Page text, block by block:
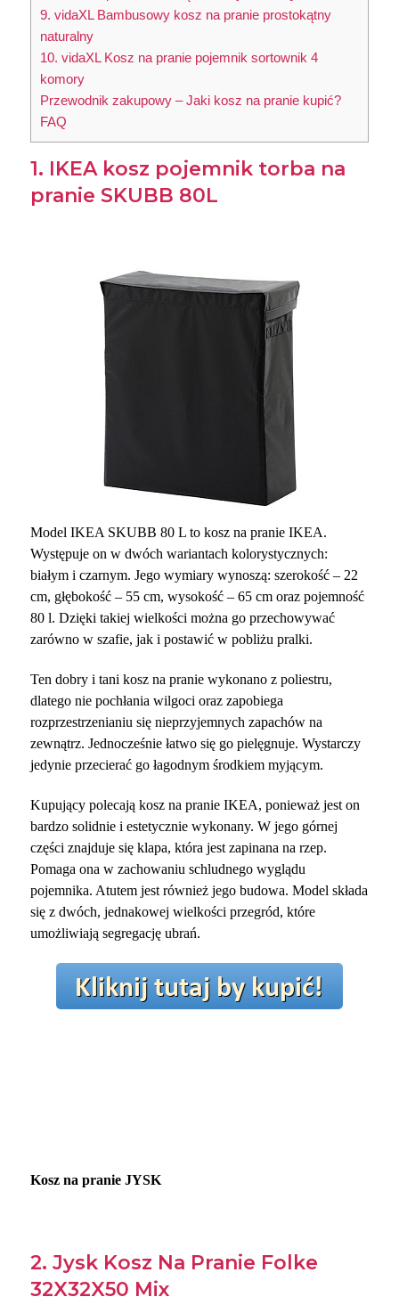
9. vidaXL Bambusowy kosz na pranie prostokątny
naturalny
10. vidaXL Kosz na pranie pojemnik sortownik 4
komory
Przewodnik zakupowy – Jaki kosz na pranie kupić?
FAQ
1. IKEA kosz pojemnik torba na
pranie SKUBB 80L
Model IKEA SKUBB 80 L to kosz na pranie IKEA.
Występuje on w dwóch wariantach kolorystycznych:
białym i czarnym. Jego wymiary wynoszą: szerokość – 22
cm, głębokość – 55 cm, wysokość – 65 cm oraz pojemność
80 l. Dzięki takiej wielkości można go przechowywać
zarówno w szafie, jak i postawić w pobliżu pralki.
Ten dobry i tani kosz na pranie wykonano z poliestru,
dlatego nie pochłania wilgoci oraz zapobiega
rozprzestrzenianiu się nieprzyjemnych zapachów na
zewnątrz. Jednocześnie łatwo się go pielęgnuje. Wystarczy
jedynie przecierać go łagodnym środkiem myjącym.
Kupujący polecają kosz na pranie IKEA, ponieważ jest on
bardzo solidnie i estetycznie wykonany. W jego górnej
części znajduje się klapa, która jest zapinana na rzep.
Pomaga ona w zachowaniu schludnego wyglądu
pojemnika. Atutem jest również jego budowa. Model składa
się z dwóch, jednakowej wielkości przegród, które
umożliwiają segregację ubrań.
Kosz na pranie JYSK
2. Jysk Kosz Na Pranie Folke
32X32X50 Mix